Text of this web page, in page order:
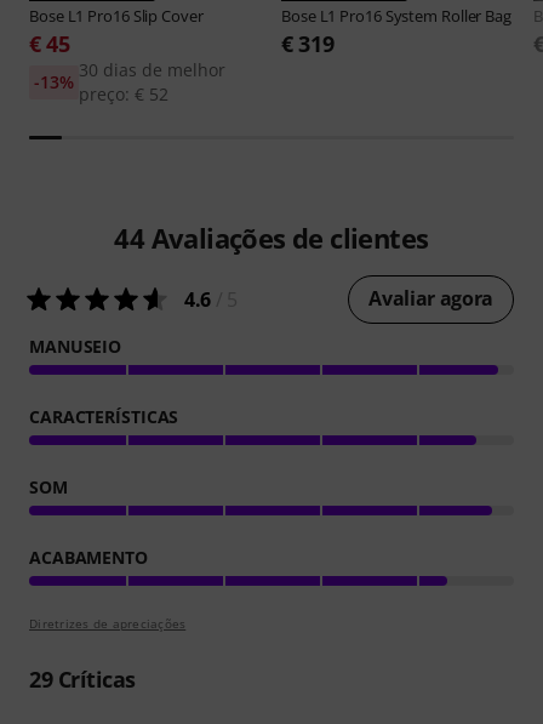
Bose L1 Pro16 Slip Cover
€ 45
30 dias de melhor
preço: € 52
-13%
Bose L1 Pro16 System Roller Bag
€ 319
44 Avaliações de clientes
4.6 Avaliar agora
MANUSEIO
CARACTERÍSTICAS
SOM
ACABAMENTO
Diretrizes de apreciações
29Críticas